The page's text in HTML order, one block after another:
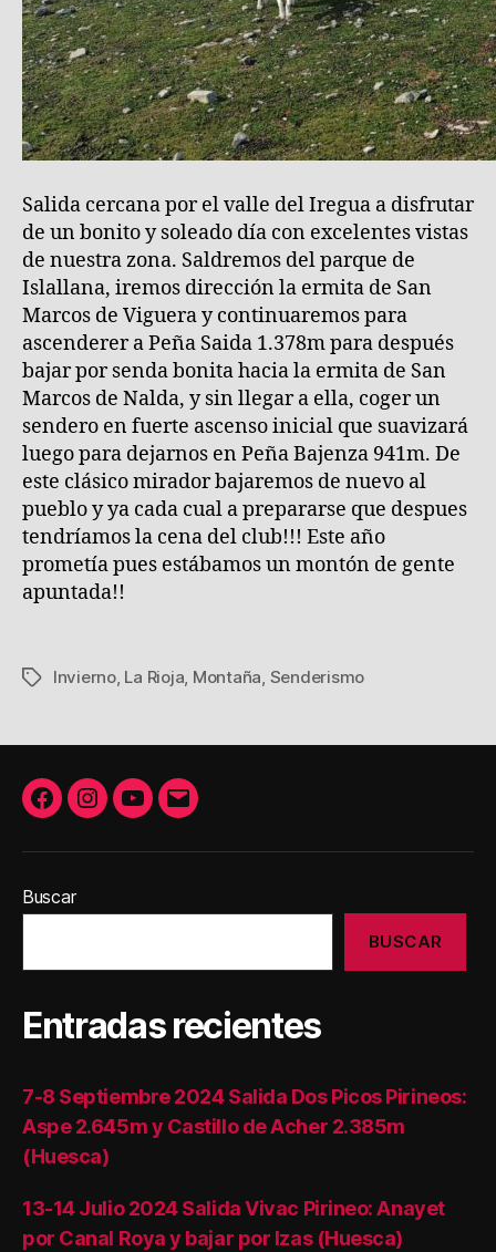
Salida cercana por el valle del Iregua a disfrutar
de un bonito y soleado día con excelentes vistas
de nuestra zona. Saldremos del parque de
Islallana, iremos dirección la ermita de San
Marcos de Viguera y continuaremos para
ascenderer a Peña Saida 1.378m para después
bajar por senda bonita hacia la ermita de San
Marcos de Nalda, y sin llegar a ella, coger un
sendero en fuerte ascenso inicial que suavizará
luego para dejarnos en Peña Bajenza 941m. De
este clásico mirador bajaremos de nuevo al
pueblo y ya cada cual a prepararse que despues
tendríamos la cena del club!!! Este año
prometía pues estábamos un montón de gente
apuntada!!
Etiquetas
Invierno, La Rioja Montaña Senderismo
FacebookInstagram
YoutubeCorreo
Buscar
BUSCAR
Entradas recientes
7-8 Septiembre 2024 Salida Dos Picos Pirineos:
Aspe 2.645m y Castillo de Acher 2.385m
(Huesca)
13-14 Julio 2024 Salida Vivac Pirineo: Anayet
por Canal Roya y bajar por Izas (Huesca)